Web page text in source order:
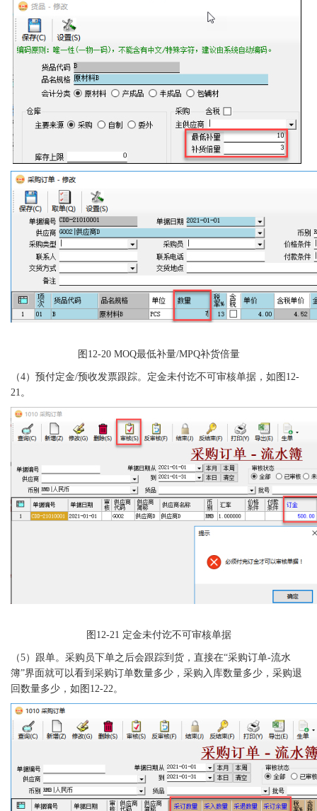
图 12-20 MOQ最低补量/MPQ补货倍量
（4）预付定金/预收发票跟踪。定金未付讫不可审核单据，如图12-
21。
图 12-21 定金未付讫不可审核单据
（5）跟单。采购员下单之后会跟踪到货，直接在“采购订单-流水
簿”界面就可以看到采购订单数量多少，采购入库数量多少，采购退
回数量多少，如图12-22。